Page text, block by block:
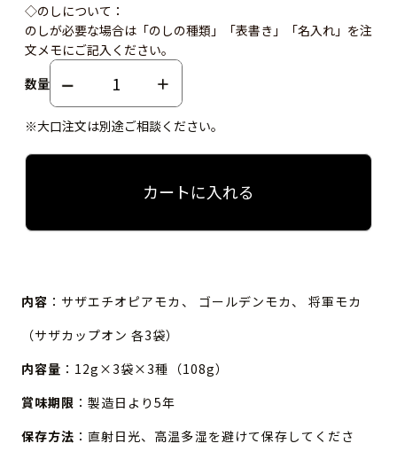
◇のしについて：
のしが必要な場合は「のしの種類」「表書き」「名入れ」を注
文メモにご記入ください。
数量
※大口注文は別途ご相談ください。
カートに入れる
内容 ：サザエチオピアモカ、 ゴールデンモカ、 将軍モカ
（サザカップオン 各3袋）
内容量 ：12g×3袋×3種（108g）
賞味期限 ：製造日より5年
保存方法 ：直射日光、高温多湿を避けて保存してくださ